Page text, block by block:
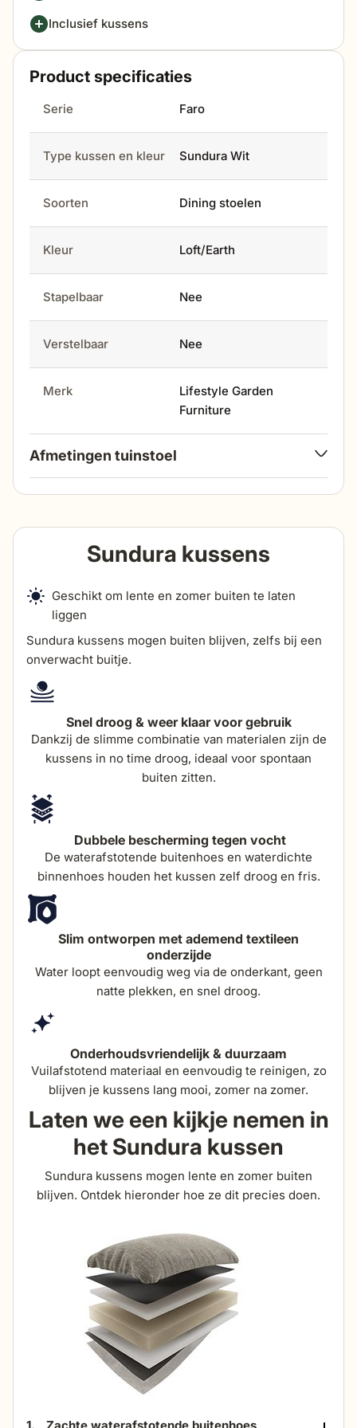
Inclusief kussens
Product specificaties
Serie Faro
Type kussen en kleur Sundura Wit
Soorten Dining stoelen
Kleur Loft/Earth
Stapelbaar Nee
Verstelbaar Nee
Merk
Lifestyle Garden
Furniture
Afmetingen tuinstoel
82 cm
diepte 57 cm
zithoogte 50 cm
zitdiepte
hoogte armleuning 64 cm
breedte armleuning 5 cm
kussen)
dikte zitkussens
breedte 58 cm
82 cm
zithoogte 50 cm
zitdiepte 46 cm
hoogte armleuning 64 cm
89 cm
dikte zitkussens 9 cm
Sundura kussens
Geschikt om lente en zomer buiten te laten
liggen
Sundura kussens mogen buiten blijven, zelfs bij een
onverwacht buitje.
Snel droog & weer klaar voor gebruik
Dankzij de slimme combinatie van materialen zijn de
kussens in no time droog, ideaal voor spontaan
buiten zitten.
Dubbele bescherming tegen vocht
De waterafstotende buitenhoes en waterdichte
binnenhoes houden het kussen zelf droog en fris.
Slim ontworpen met ademend textileen
onderzijde
Water loopt eenvoudig weg via de onderkant, geen
natte plekken, en snel droog.
Onderhoudsvriendelijk & duurzaam
Vuilafstotend materiaal en eenvoudig te reinigen, zo
blijven je kussens lang mooi, zomer na zomer.
Laten we een kijkje nemen in
het Sundura kussen
Sundura kussens mogen lente en zomer buiten
blijven. Ontdek hieronder hoe ze dit precies doen.